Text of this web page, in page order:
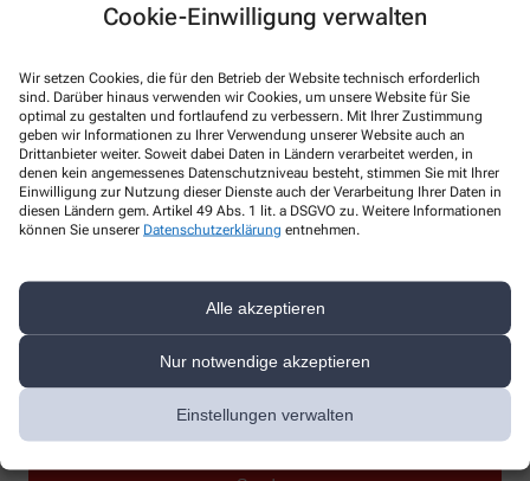
Cookie-Einwilligung verwalten
Wir setzen Cookies, die für den Betrieb der Website technisch erforderlich
sind. Darüber hinaus verwenden wir Cookies, um unsere Website für Sie
optimal zu gestalten und fortlaufend zu verbessern. Mit Ihrer Zustimmung
geben wir Informationen zu Ihrer Verwendung unserer Website auch an
Drittanbieter weiter. Soweit dabei Daten in Ländern verarbeitet werden, in
denen kein angemessenes Datenschutzniveau besteht, stimmen Sie mit Ihrer
Einwilligung zur Nutzung dieser Dienste auch der Verarbeitung Ihrer Daten in
diesen Ländern gem. Artikel 49 Abs. 1 lit. a DSGVO zu. Weitere Informationen
können Sie unserer Datenschutzerklärung entnehmen.
Alle akzeptieren
Nur notwendige akzeptieren
Einstellungen verwalten
* Bitte füllen Sie die Pflichtfelder aus
Ich erkläre mich damit einverstanden, dass die von mir angegebenen
Daten elektronisch erfasst und gespeichert und meine Daten an die
von mir ausgesuchte Apotheke übergeben werden. Rechtsgrundlage
der Verarbeitung ist Art. 6 Abs. 1 lit. a DS-GVO. Die Einwilligung kann
jederzeit widerrufen werden, z.B. per E-Mail aninfo@werbellin-
apotheke.de .
Ihre Daten werden ausschließlich zur Bearbeitung Ihrer Anfrage
verwendet. Weitere Informationen zum Datenschutz finden Sie unter
Sind Sie ein Mensch? Dann wählen Sie bitte